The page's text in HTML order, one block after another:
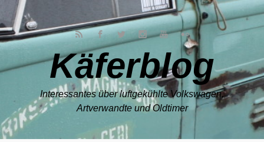
Zum Hauptinhalt springen
Käferblog
Interessantes über luftgekühlte Volkswagen,
Artverwandte und Oldtimer